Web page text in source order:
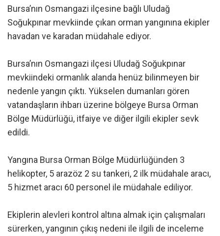
Bursa’nın Osmangazi ilçesine bağlı Uludağ
Soğukpınar mevkiinde çıkan orman yangınına ekipler
havadan ve karadan müdahale ediyor.
Bursa’nın Osmangazi ilçesi Uludağ Soğukpınar
mevkiindeki ormanlık alanda henüz bilinmeyen bir
nedenle yangın çıktı. Yükselen dumanları gören
vatandaşların ihbarı üzerine bölgeye Bursa Orman
Bölge Müdürlüğü, itfaiye ve diğer ilgili ekipler sevk
edildi.
Yangına Bursa Orman Bölge Müdürlüğünden 3
helikopter, 5 arazöz 2 su tankeri, 2 ilk müdahale aracı,
5 hizmet aracı 60 personel ile müdahale ediliyor.
Ekiplerin alevleri kontrol altına almak için çalışmaları
sürerken, yangının çıkış nedeni ile ilgili de inceleme